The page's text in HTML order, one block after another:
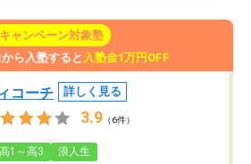
キャンペーン対象塾
ら入塾すると 入塾金1万円OFF
コーチ 詳しく見る
3.9 （6件）
高1～高3 浪人生